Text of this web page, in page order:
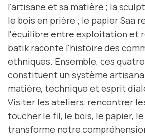
l'artisane et sa matière ; la
le bois en prière ; le papier Saa
l'équilibre entre exploitation et
batik raconte l'histoire des
ethniques. Ensemble, ces
constituent un système
matière, technique et esprit
Visiter les ateliers, rencontrer
toucher le fil, le bois, le papier,
transforme notre